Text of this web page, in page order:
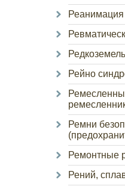
Реанимация
Рейно
Ремни
Ремонтные
Рений,